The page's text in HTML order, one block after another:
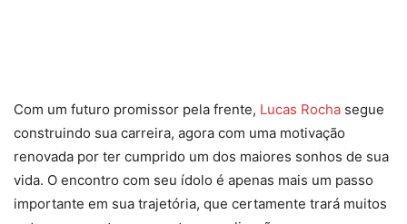
Com um futuro promissor pela frente, Lucas Rocha segue
construindo sua carreira, agora com uma motivação
renovada por ter cumprido um dos maiores sonhos de sua
vida. O encontro com seu ídolo é apenas mais um passo
importante em sua trajetória, que certamente trará muitos